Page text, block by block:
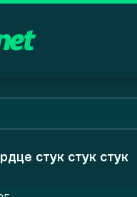
стук стук стук